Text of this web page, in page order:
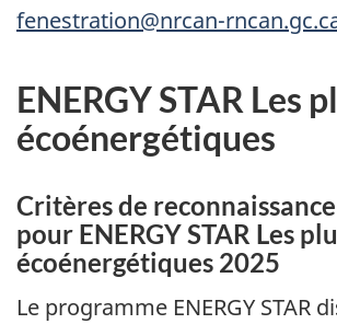
fenestration@nrcan-
ENERGY STAR Les
écoénergétiques
Critères de
pour ENERGY STAR Les
écoénergétiques 2025
Le programme ENERGY STAR